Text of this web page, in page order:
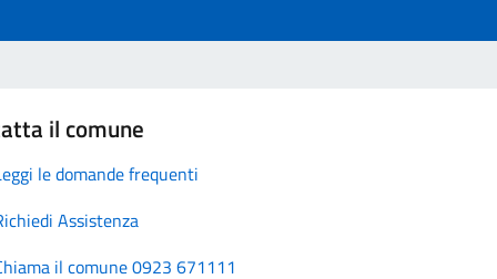
il comune
le domande frequenti
Assistenza
il comune 0923 671111